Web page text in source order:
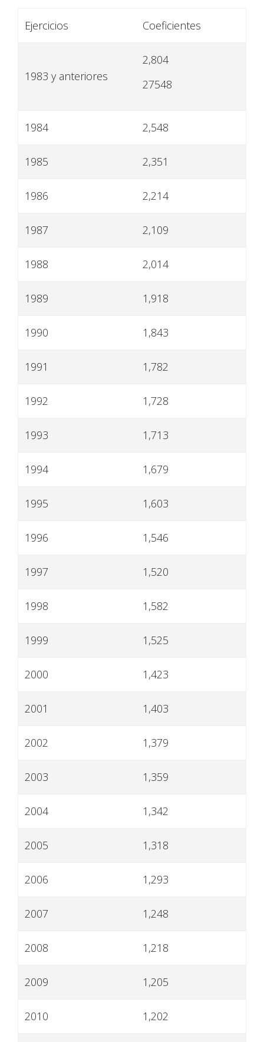
Ejercicios Coeficientes
1983 y anteriores
2,804
27548
1984 2,548
1985 2,351
1986 2,214
1987 2,109
1988 2,014
1989 1,918
1990 1,843
1991 1,782
1992 1,728
1993 1,713
1994 1,679
1995 1,603
1996 1,546
1997 1,520
1998 1,582
1999 1,525
2000 1,423
2001 1,403
2002 1,379
2003 1,359
2004 1,342
2005 1,318
2006 1,293
2007 1,248
2008 1,218
2009 1,205
2010 1,202